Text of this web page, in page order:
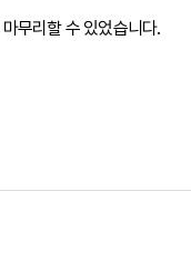
무리할 수 있었습니다.